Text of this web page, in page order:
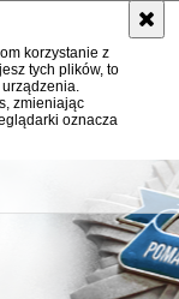
korzystanie z
tych plików, to
zmieniając
oznacza